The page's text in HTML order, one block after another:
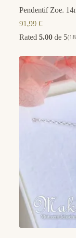
Pendentif Zoe.
91,99 €
Rated 5.00 de 5